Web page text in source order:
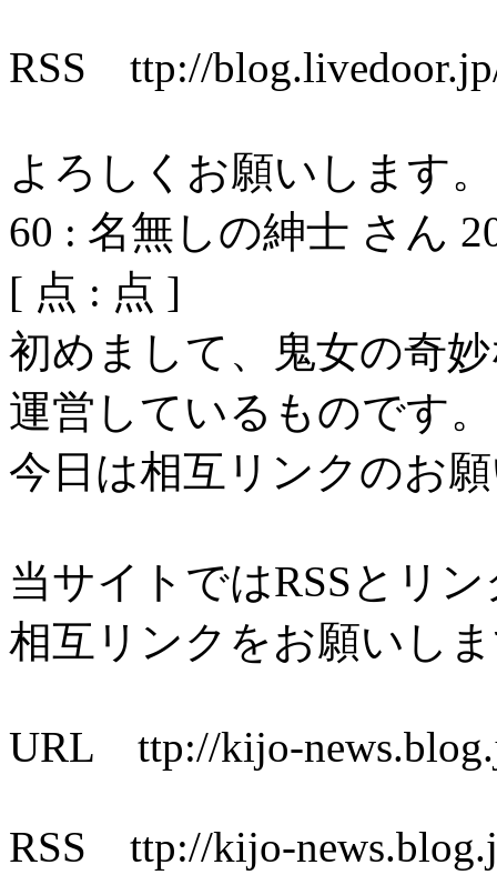
RSS ttp://
よろしくお願いします。
60 : 名無しの紳士 さん
[ 点 : 点 ]
初めまして、鬼女の奇
運営しているものです。
今日は相互リンクのお
当サイトではRSSとリ
相互リンクをお願いし
URL ttp://kijo-
RSS ttp://kijo-